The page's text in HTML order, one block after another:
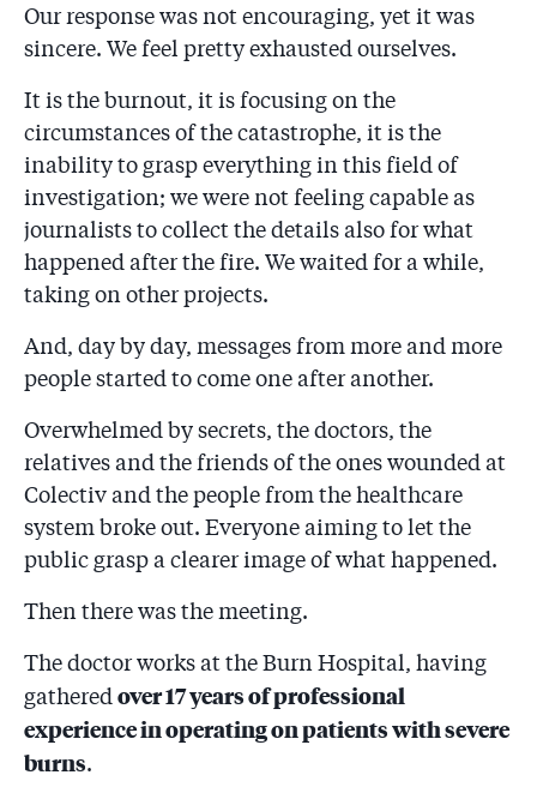
spitale care au tratat răniții de la „Colectiv”! ”Nici
măcar piele pentru grefe nu exista, dar ministerul
spunea că avem de toate!”
3.15
SECRETE "COLECTIV": Minciunile care au dus la
viermi pe rănile pacienților din România. ”În niciun
raport medical arșilor transferați în străinătate nu au
fost consemnate analizele legate de bacteriile
nosocomiale depistate!”
Our response was not encouraging, yet it was
sincere. We feel pretty exhausted ourselves.
It is the burnout, it is focusing on the
circumstances of the catastrophe, it is the
inability to grasp everything in this field of
investigation; we were not feeling capable as
journalists to collect the details also for what
happened after the fire. We waited for a while,
taking on other projects.
And, day by day, messages from more and more
people started to come one after another.
Overwhelmed by secrets, the doctors, the
relatives and the friends of the ones wounded at
Colectiv and the people from the healthcare
system broke out. Everyone aiming to let the
public grasp a clearer image of what happened.
Then there was the meeting.
The doctor works at the Burn Hospital, having
gathered over 17 years of professional
experience in operating on patients with severe
burns.